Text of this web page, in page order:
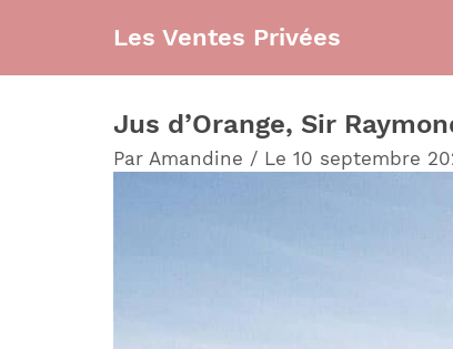
Les Ventes Privées
Jus d’Orange, Sir
Par Amandine / Le 10 septembre